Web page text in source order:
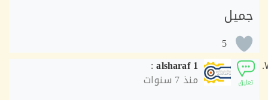
5
alsharaf 1
:
منذ7 سنوات